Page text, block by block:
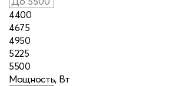
4400
4675
4950
5225
5500
Мощность, Вт